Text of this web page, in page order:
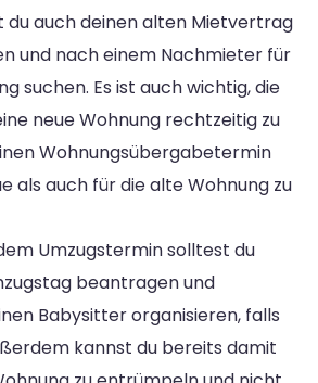
du auch deinen alten Mietvertrag
und nach einem Nachmieter für
suchen. Es ist auch wichtig, die
neue Wohnung rechtzeitig zu
Wohnungsübergabetermin
als auch für die alte Wohnung zu
Umzugstermin solltest du
beantragen und
Babysitter organisieren, falls
kannst du bereits damit